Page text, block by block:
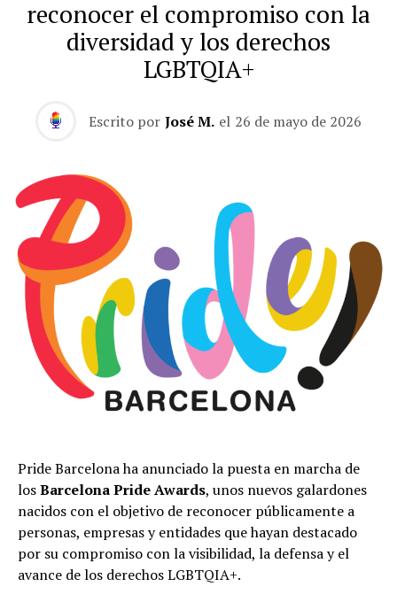
reconocer el compromiso con la
diversidad y los derechos
LGBTQIA+
Escrito por José M. el 26 de mayo de 2026
Pride Barcelona ha anunciado la puesta en marcha de
losBarcelona Pride Awards, unos nuevos galardones
nacidos con el objetivo de reconocer públicamente a
personas, empresas y entidades que hayan destacado
por su compromiso con la visibilidad, la defensa y el
avance de los derechos LGBTQIA+.